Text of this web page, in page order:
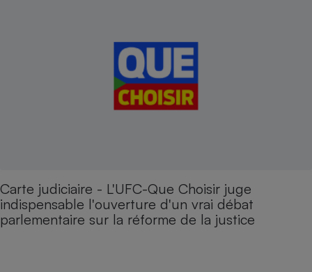
Carte judiciaire - L'UFC-Que Choisir juge
indispensable l'ouverture d'un vrai débat
parlementaire sur la réforme de la justice